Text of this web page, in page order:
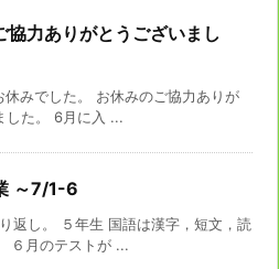
協力ありがとうございまし
みでした。 お休みのご協力ありが
した。 6月に入 ...
～7/1-6
返し。 ５年生 国語は漢字，短文，読
６月のテストが ...